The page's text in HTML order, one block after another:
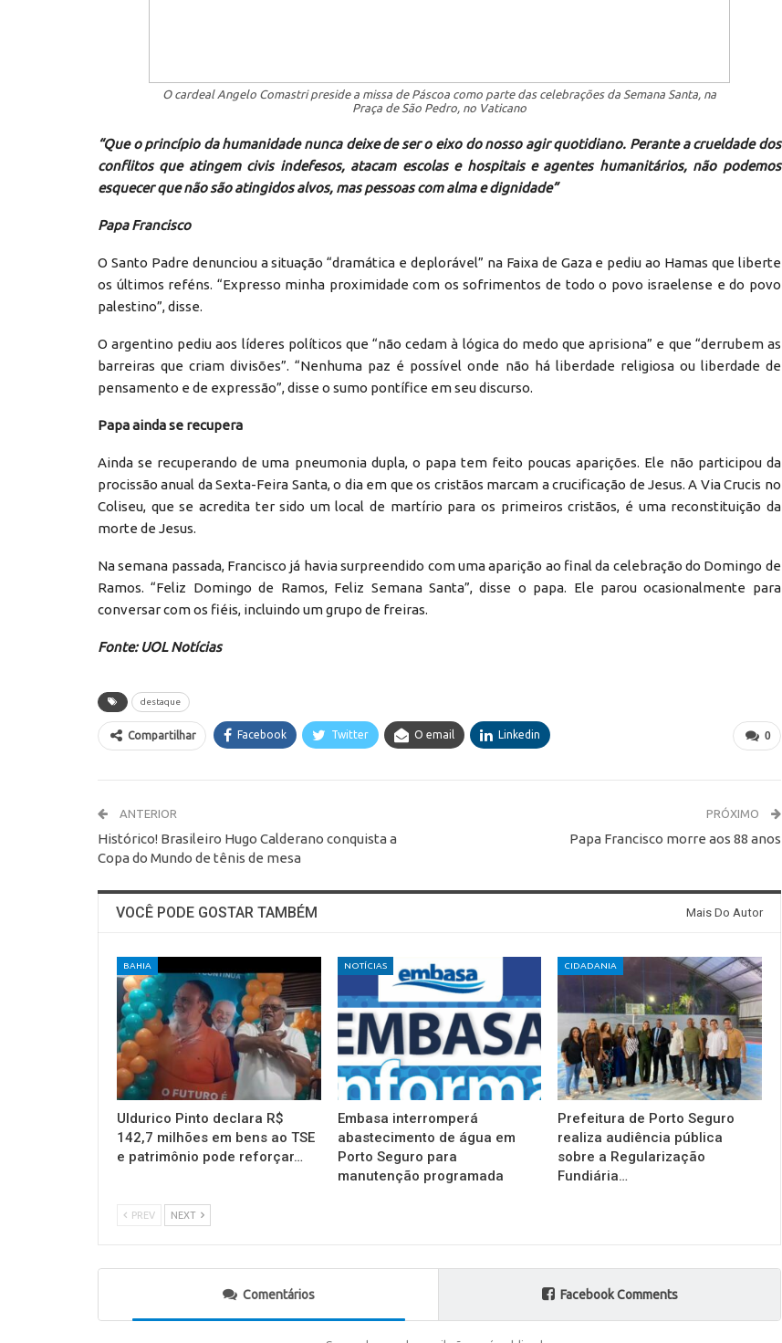
O cardeal Angelo Comastri preside a missa de Páscoa como parte das celebrações da Semana Santa, na
Praça de São Pedro, no Vaticano
“Que o princípio da humanidade nunca deixe de ser o eixo do nosso agir quotidiano. Perante a crueldade dos
conflitos que atingem civis indefesos, atacam escolas e hospitais e agentes humanitários, não podemos
esquecer que não são atingidos alvos, mas pessoas com alma e dignidade”
Papa Francisco
O Santo Padre denunciou a situação “dramática e deplorável” na Faixa de Gaza e pediu ao Hamas que liberte
os últimos reféns. “Expresso minha proximidade com os sofrimentos de todo o povo israelense e do povo
palestino”, disse.
O argentino pediu aos líderes políticos que “não cedam à lógica do medo que aprisiona” e que “derrubem as
barreiras que criam divisões”. “Nenhuma paz é possível onde não há liberdade religiosa ou liberdade de
pensamento e de expressão”, disse o sumo pontífice em seu discurso.
Papa ainda se recupera
Ainda se recuperando de uma pneumonia dupla, o papa tem feito poucas aparições. Ele não participou da
procissão anual da Sexta-Feira Santa, o dia em que os cristãos marcam a crucificação de Jesus. A Via Crucis no
Coliseu, que se acredita ter sido um local de martírio para os primeiros cristãos, é uma reconstituição da
morte de Jesus.
Na semana passada, Francisco já havia surpreendido com uma aparição ao final da celebração do Domingo de
Ramos. “Feliz Domingo de Ramos, Feliz Semana Santa”, disse o papa. Ele parou ocasionalmente para
conversar com os fiéis, incluindo um grupo de freiras.
Fonte: UOL Notícias
destaque
0
Compartilhar Facebook Twitter O email Linkedin
ANTERIOR
Histórico! Brasileiro Hugo Calderano conquista a
Copa do Mundo de tênis de mesa
PRÓXIMO
Papa Francisco morre aos 88 anos
VOCÊ PODE GOSTAR TAMBÉM Mais Do Autor
BAHIA
Uldurico Pinto declara R$
142,7 milhões em bens ao TSE
e patrimônio pode reforçar…
NOTÍCIAS
Embasa interromperá
abastecimento de água em
Porto Seguro para
manutenção programada
CIDADANIA
Prefeitura de Porto Seguro
realiza audiência pública
sobre a Regularização
Fundiária…
PREV NEXT
Comentários Facebook Comments